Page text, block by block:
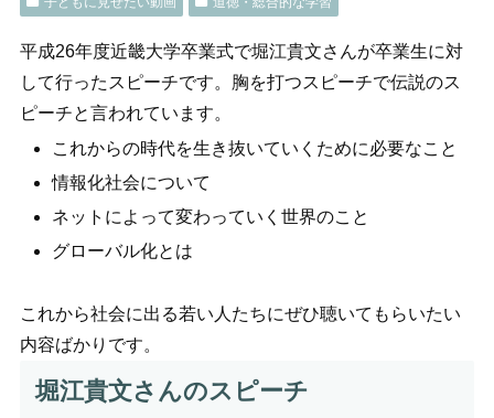
平成26年度近畿大学卒業式で堀江貴文さんが卒業生に対
して行ったスピーチです。胸を打つスピーチで伝説のス
ピーチと言われています。
これからの時代を生き抜いていくために必要なこと
情報化社会について
ネットによって変わっていく世界のこと
グローバル化とは
これから社会に出る若い人たちにぜひ聴いてもらいたい
内容ばかりです。
堀江貴文さんのスピーチ